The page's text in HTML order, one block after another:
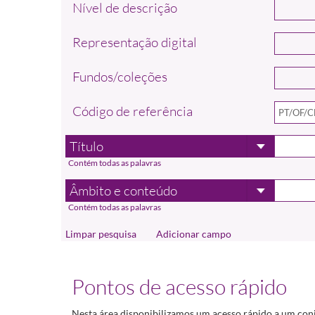
Nível de descrição
Representação digital
Fundos/coleções
Código de referência
Adicionar campo
Pontos de acesso rápido